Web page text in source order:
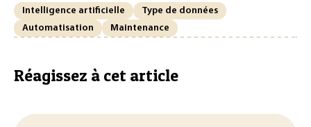
Intelligence artificielle
Type de données
Automatisation
Maintenance
Réagissez à cet article